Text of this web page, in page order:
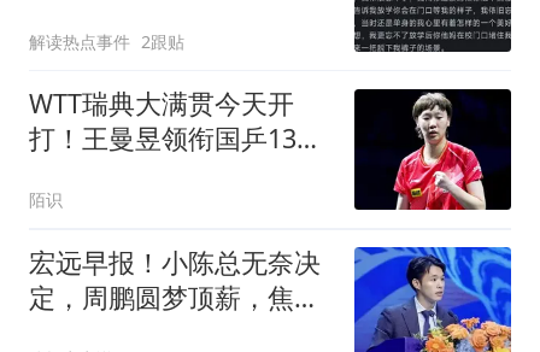
解读热点事件 2跟贴
WTT瑞典大满贯今天开
打！王曼昱领衔国乒13人
陌识
宏远早报！小陈总无奈决
定，周鹏圆梦顶薪，焦泊